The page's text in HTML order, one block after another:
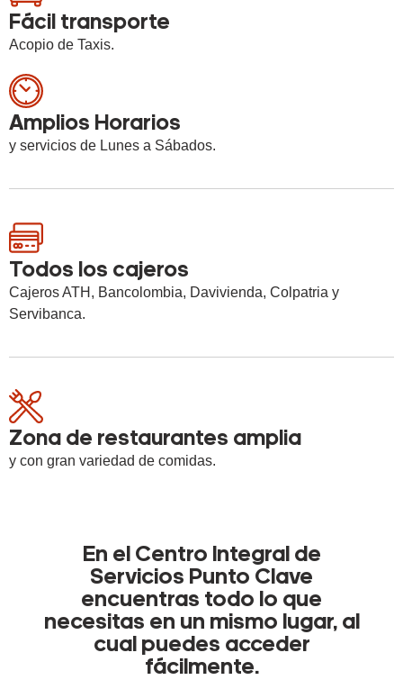
Fácil transporte
Acopio de Taxis.
Amplios Horarios
y servicios de Lunes a Sábados.
Todos los cajeros
Cajeros ATH, Bancolombia, Davivienda, Colpatria y
Servibanca.
Zona de restaurantes amplia
y con gran variedad de comidas.
En el Centro Integral de
Servicios Punto Clave
encuentras todo lo que
necesitas en un mismo lugar, al
cual puedes acceder
fácilmente.